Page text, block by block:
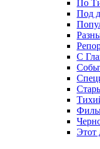
По
Под
С
Этот